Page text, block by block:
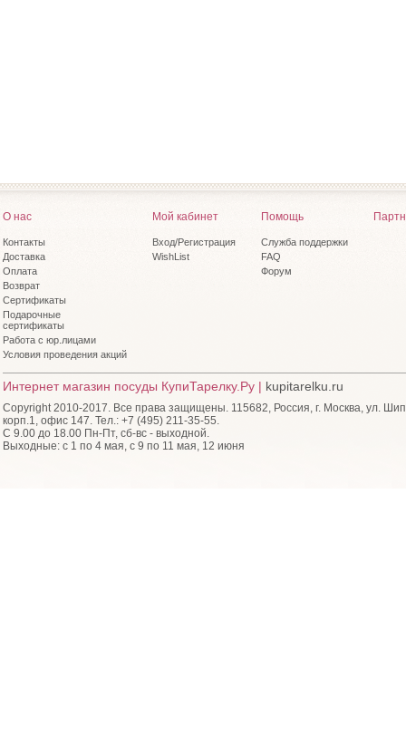
О нас
Контакты
Доставка
Оплата
Возврат
Сертификаты
Подарочные
сертификаты
Работа с юр.лицами
Условия проведения акций
Мой кабинет
Вход/Регистрация
WishList
Помощь
Служба поддержки
FAQ
Форум
Интернет магазин посуды КупиТарелку.Ру | kupitarelku.ru
Copyright 2010-2017. Все права защищены. 115682, Россия, г. Москва, ул.
корп.1, офис 147. Тел.: +7 (495) 211-35-55.
С 9.00 до 18.00 Пн-Пт, сб-вс - выходной.
Выходные: с 1 по 4 мая, с 9 по 11 мая, 12 июня